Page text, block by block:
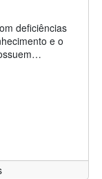
deficiências
e o
aos seus